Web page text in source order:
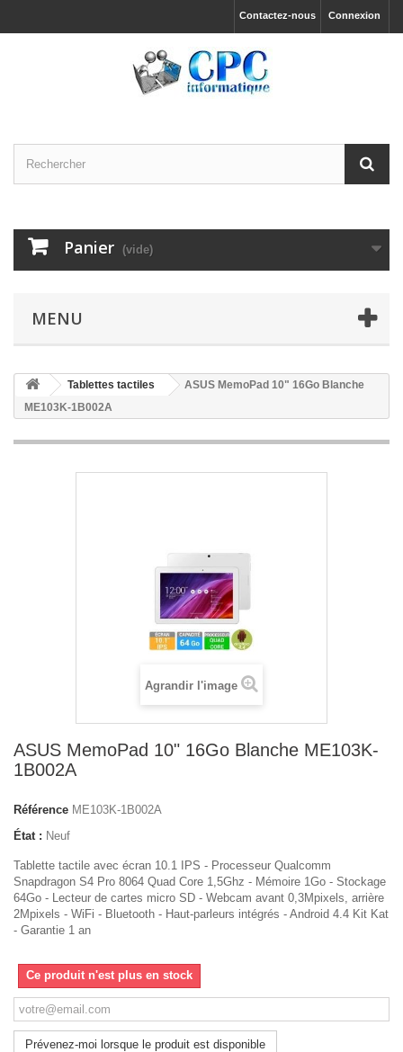
Connexion
Contactez-nous
Panier (vide)
MENU
Tablettes tactiles
ASUS MemoPad 10" 16Go Blanche
ME103K-1B002A
Agrandir l'image
ASUS MemoPad 10" 16Go Blanche ME103K-
1B002A
Référence ME103K-1B002A
État : Neuf
Tablette tactile avec écran 10.1 IPS - Processeur Qualcomm
Snapdragon S4 Pro 8064 Quad Core 1,5Ghz - Mémoire 1Go - Stockage
64Go - Lecteur de cartes micro SD - Webcam avant 0,3Mpixels, arrière
2Mpixels - WiFi - Bluetooth - Haut-parleurs intégrés - Android 4.4 Kit Kat
- Garantie 1 an
Ce produit n'est plus en stock
Prévenez-moi lorsque le produit est disponible